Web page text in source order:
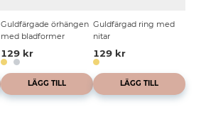
Guldfärgade örhängen
med bladformer
129 kr
LÄGG TILL
Guldfärgad ring med
nitar
129 kr
LÄGG TILL